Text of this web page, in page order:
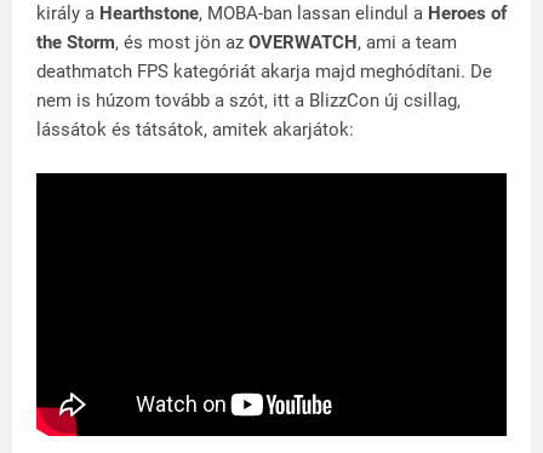
király a Hearthstone, MOBA-ban lassan elindul a Heroes of
the Storm, és most jön az OVERWATCH, ami a team
deathmatch FPS kategóriát akarja majd meghódítani. De
nem is húzom tovább a szót, itt a BlizzCon új csillag,
lássátok és tátsátok, amitek akarjátok: